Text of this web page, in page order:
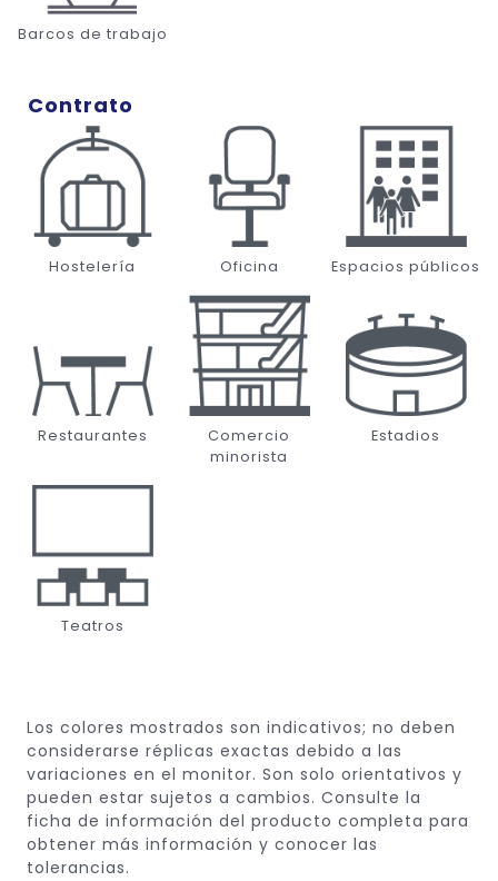
Barcos de trabajo
Contrato
Hostelería Oficina Espacios públicos
Restaurantes
Comercio
minorista
Estadios
Teatros
Los colores mostrados son indicativos; no deben
considerarse réplicas exactas debido a las
variaciones en el monitor. Son solo orientativos y
pueden estar sujetos a cambios. Consulte la
ficha de información del producto completa para
obtener más información y conocer las
tolerancias.